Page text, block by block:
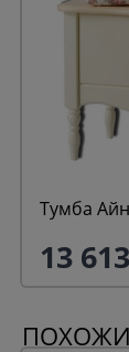
Тумба
13 613